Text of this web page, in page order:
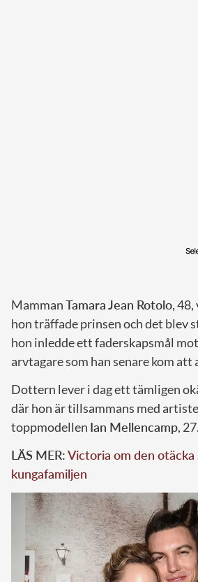
MammanTamara Jean Rotolo,
hon träffade prinsen och det blev
hon inledde ett faderskapsmål
arvtagare som han senare kom att
Dottern lever i dag ett tämligen
där hon är tillsammans med
toppmodellen Ian Mellencamp, 27.
LÄS MER:Victoria om den otäcka
kungafamiljen